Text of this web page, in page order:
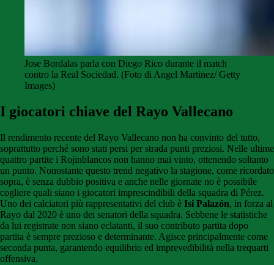
Jose Bordalas parla con Diego Rico durante il match
contro la Real Sociedad. (Foto di Angel Martinez/ Getty
Images)
I giocatori chiave del Rayo Vallecano
Il rendimento recente del Rayo Vallecano non ha convinto del tutto,
soprattutto perché sono stati persi per strada punti preziosi. Nelle ultime
quattro partite i Rojinblancos non hanno mai vinto, ottenendo soltanto
un punto. Nonostante questo trend negativo la stagione, come ricordato
sopra, è senza dubbio positiva e anche nelle giornate no è possibile
cogliere quali siano i giocatori imprescindibili della squadra di Pérez.
Uno dei calciatori più rappresentativi del club è Isi Palazón, in forza al
Rayo dal 2020 è uno dei senatori della squadra. Sebbene le statistiche
da lui registrate non siano eclatanti, il suo contributo partita dopo
partita è sempre prezioso e determinante. Agisce principalmente come
seconda punta, garantendo equilibrio ed imprevedibilità nella trequarti
offensiva.